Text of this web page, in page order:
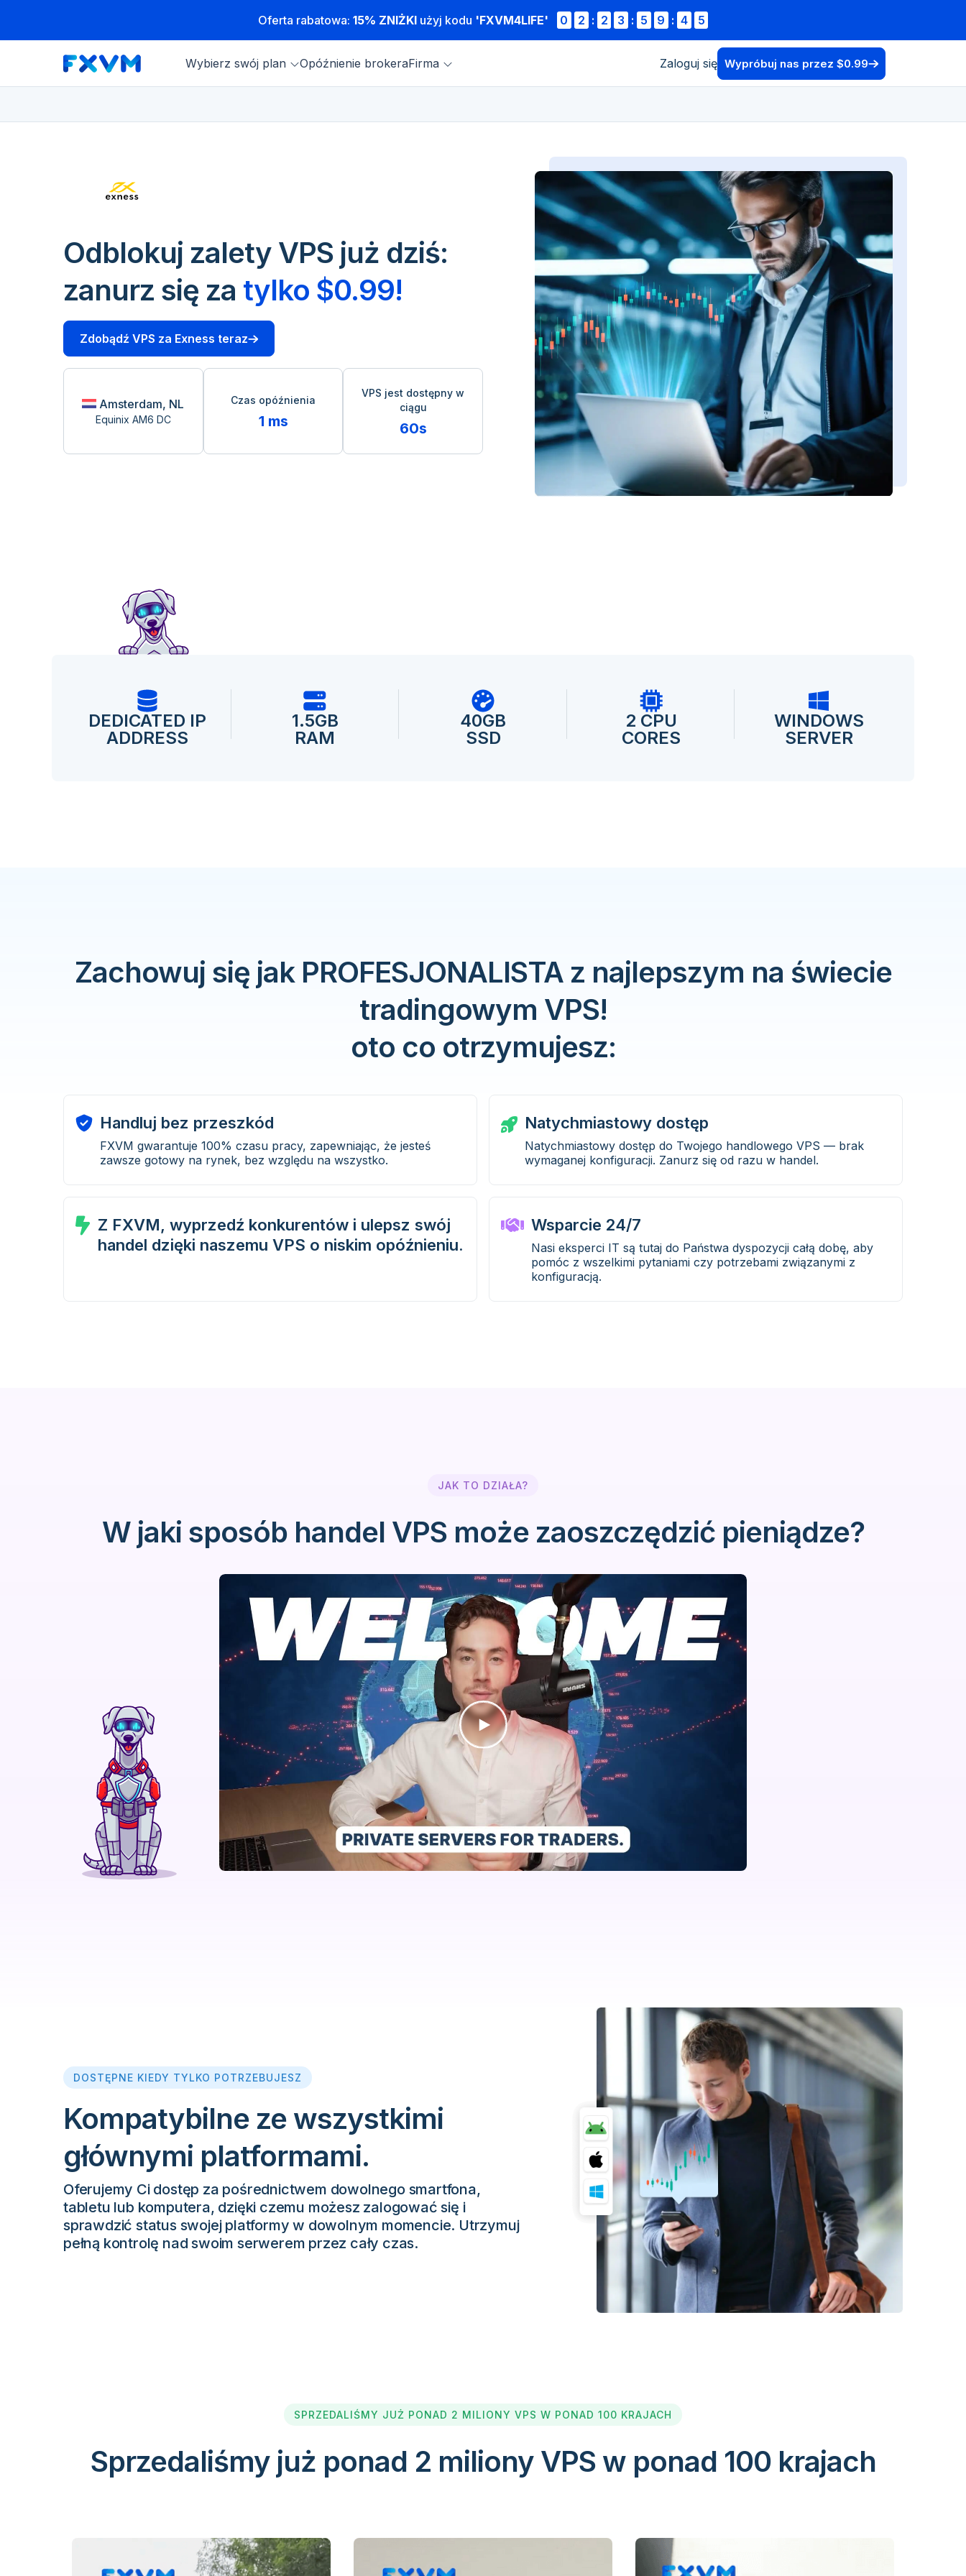
Oferta rabatowa: 15% ZNIŻKI użyj kodu 'FXVM4LIFE' 0 2 : 2 3 : 5 9 : 4 4
Wybierz swój plan Opóźnienie brokeraFirma Zaloguj się Wypróbuj nas przez $0.99
Odblokuj zalety VPS już dziś:
zanurz się za tylko $0.99!
Zdobądź VPS za Exness teraz
Amsterdam, NL
Equinix AM6 DC
Czas opóźnienia
1 ms
VPS jest dostępny w
ciągu
60s
DEDICATED IP
ADDRESS
1.5GB
RAM
40GB
SSD
2 CPU
CORES
WINDOWS
SERVER
Zachowuj się jak PROFESJONALISTA z najlepszym na świecie
tradingowym VPS!
oto co otrzymujesz:
Handluj bez przeszkód
FXVM gwarantuje 100% czasu pracy, zapewniając, że jesteś
zawsze gotowy na rynek, bez względu na wszystko.
Natychmiastowy dostęp
Natychmiastowy dostęp do Twojego handlowego VPS — brak
wymaganej konfiguracji. Zanurz się od razu w handel.
Z FXVM, wyprzedź konkurentów i ulepsz swój
handel dzięki naszemu VPS o niskim opóźnieniu.
Wsparcie 24/7
Nasi eksperci IT są tutaj do Państwa dyspozycji całą dobę, aby
pomóc z wszelkimi pytaniami czy potrzebami związanymi z
konfiguracją.
JAK TO DZIAŁA?
W jaki sposób handel VPS może zaoszczędzić pieniądze?
DOSTĘPNE KIEDY TYLKO POTRZEBUJESZ
Kompatybilne ze wszystkimi
głównymi platformami.
Oferujemy Ci dostęp za pośrednictwem dowolnego smartfona,
tabletu lub komputera, dzięki czemu możesz zalogować się i
sprawdzić status swojej platformy w dowolnym momencie. Utrzymuj
pełną kontrolę nad swoim serwerem przez cały czas.
SPRZEDALIŚMY JUŻ PONAD 2 MILIONY VPS W PONAD 100 KRAJACH
Sprzedaliśmy już ponad 2 miliony VPS w ponad 100 krajach